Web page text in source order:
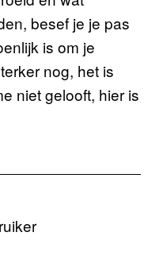
besef je je pas
is om je
nog, het is
niet gelooft, hier is